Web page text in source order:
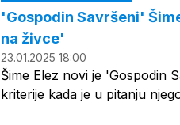
'Gospodin Savršeni'
na živce'
23.01.2025 18:00
Šime Elez novi je 'Gospodin
kriterije kada je u pitanju